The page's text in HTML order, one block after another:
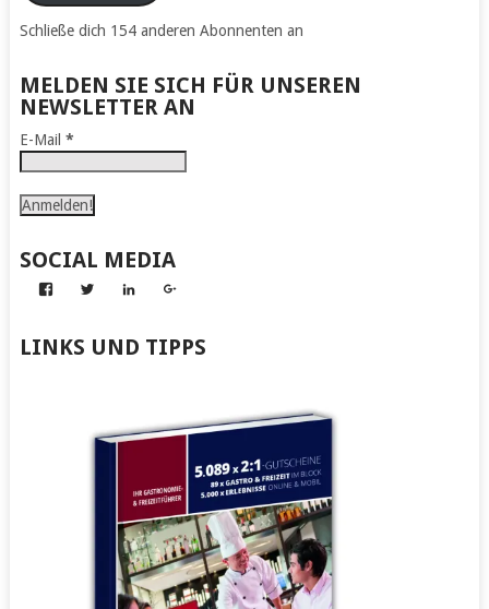
Schließe dich 154 anderen Abonnenten an
MELDEN SIE SICH FÜR UNSEREN
NEWSLETTER AN
E-Mail *
SOCIAL MEDIA
Profil
Nachmachen
Profil
Kapff
Profil
Kapff
Profil
Kapff
LINKS UND TIPPS